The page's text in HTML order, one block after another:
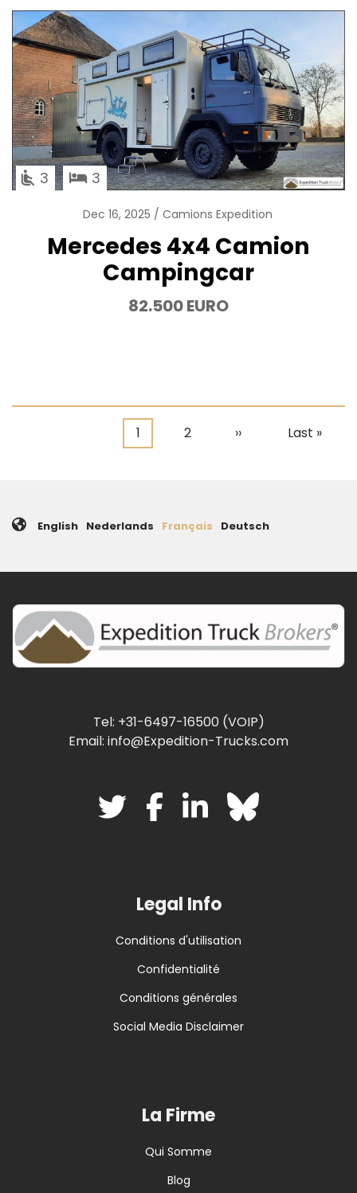
3 3
Dec 16, 2025 Camions Expedition
Mercedes 4x4 Camion
Campingcar
82.500 EURO
Pagination
Page
1 Page
2
Page
››
Dernière
Last »
English Nederlands Français Deutsch
Tel: +31-6497-16500 (VOIP)
Email: info@Expedition-Trucks.com
Legal Info
Conditions d'utilisation
Confidentialité
Conditions générales
Social Media Disclaimer
La Firme
Qui Somme
Blog